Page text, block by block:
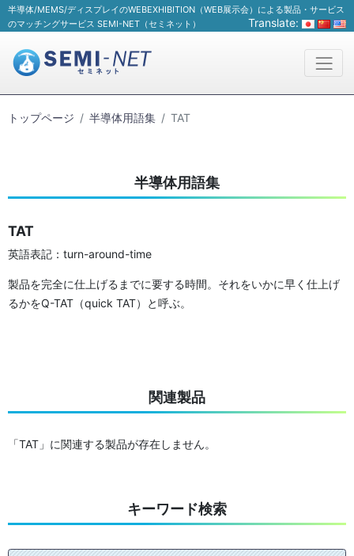
半導体/MEMS/ディスプレイのWEBEXHIBITION（WEB展示会）による製品・サービス
のマッチングサービス SEMI-NET（セミネット）
Translate:
トップページ 半導体用語集 TAT
半導体用語集
TAT
英語表記：turn-around-time
製品を完全に仕上げるまでに要する時間。それをいかに早く仕上げ
るかをQ-TAT（quick TAT）と呼ぶ。
関連製品
「TAT」に関連する製品が存在しません。
キーワード検索